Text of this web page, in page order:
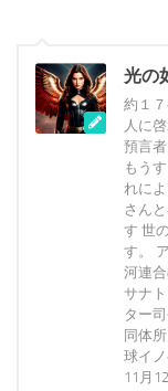
光の
約１
人に
預言
もう
れに
さん
す 世
す。
河連
サナ
ター
同体
球イ
11月